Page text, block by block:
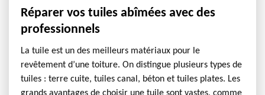
Réparer vos tuiles abîmées avec des
professionnels
La tuile est un des meilleurs matériaux pour le
revêtement d’une toiture. On distingue plusieurs types de
tuiles : terre cuite, tuiles canal, béton et tuiles plates. Les